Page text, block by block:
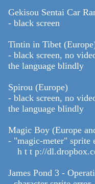
Gekisou Sentai Car
- black screen
Tintin in Tibet
- black screen, no
the language blindly
Spirou (Europe)
- black screen, no
the language blindly
Magic Boy (Europe
- "magic-meter" sprite
h t t p://
James Pond 3 -